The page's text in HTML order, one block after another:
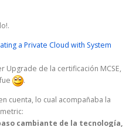
a Private Cloud with System
Upgrade de la certificación MCSE,
.
cuenta, lo cual acompañaba la
cambiante de la tecnología,